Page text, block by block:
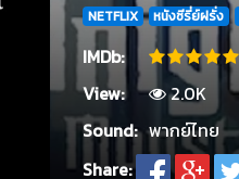
NETFLIX หนังซีรี่ย์ฝรั่ง
IMDb:
View:
2.0K
Sound: พากย์ไทย
Share: